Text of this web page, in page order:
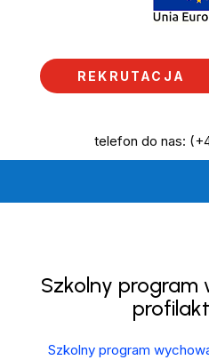
REKRUTACJA
telefon do nas:
Szkolny
Szkolny program